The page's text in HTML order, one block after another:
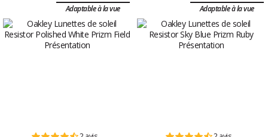
Adaptable à la vue Adaptable à la vue